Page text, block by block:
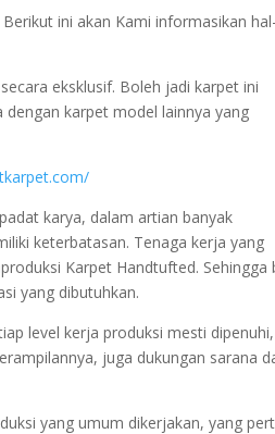
ini akan Kami informasikan
eksklusif. Boleh jadi karpet ini
karpet model lainnya yang
karya, dalam artian banyak
keterbatasan. Tenaga kerja yang
Karpet Handtufted. Sehingga
yang dibutuhkan.
level kerja produksi mesti dipenuhi,
juga dukungan sarana
yang umum dikerjakan, yang